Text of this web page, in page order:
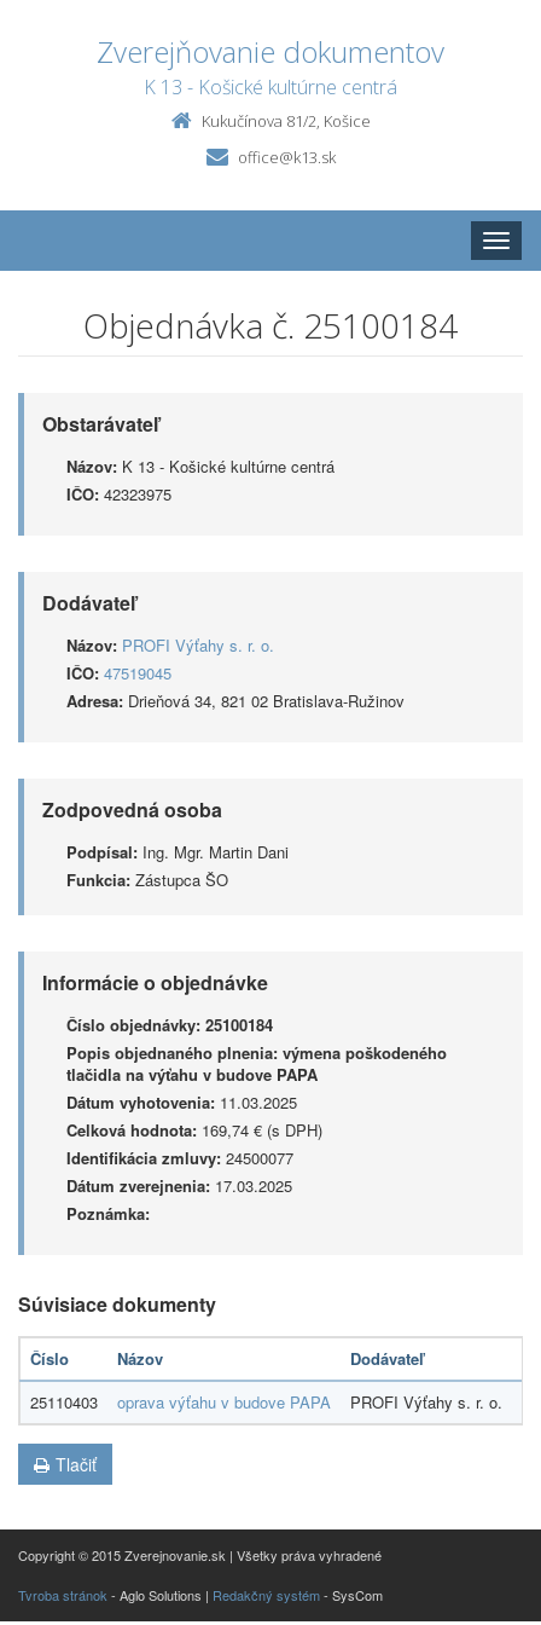
Zverejňovanie dokumentov
K 13 - Košické kultúrne centrá
Kukučínova 81/2, Košice
office@k13.sk
Toggle
Objednávka č. 25100184
Obstarávateľ
Názov: K 13 - Košické kultúrne centrá
IČO: 42323975
Dodávateľ
Názov: PROFI Výťahy s. r. o.
IČO: 47519045
Adresa: Drieňová 34, 821 02 Bratislava-Ružinov
Zodpovedná osoba
Podpísal: Ing. Mgr. Martin Dani
Funkcia: Zástupca ŠO
Informácie o objednávke
Číslo objednávky: 25100184
Popis objednaného plnenia: výmena poškodeného
tlačidla na výťahu v budove PAPA
Dátum vyhotovenia: 11.03.2025
Celková hodnota: 169,74 € (s DPH)
Identifikácia zmluvy: 24500077
Dátum zverejnenia: 17.03.2025
Poznámka:
Súvisiace dokumenty
Číslo Názov Dodávateľ
25110403
oprava výťahu v budove PAPA PROFI Výťahy s. r. o.
Tlačiť
Copyright © 2015 Zverejnovanie.sk | Všetky práva vyhradené
Tvroba stránok - Aglo Solutions | Redakčný systém- SysCom